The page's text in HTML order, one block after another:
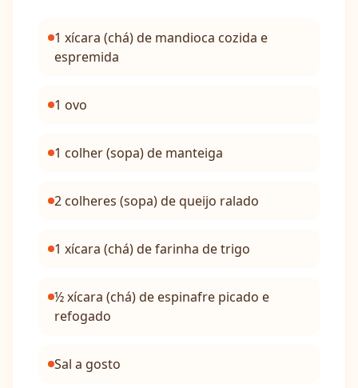
1 xícara (chá) de mandioca cozida e
espremida
1 ovo
1 colher (sopa) de manteiga
2 colheres (sopa) de queijo ralado
1 xícara (chá) de farinha de trigo
½ xícara (chá) de espinafre picado e
refogado
Sal a gosto